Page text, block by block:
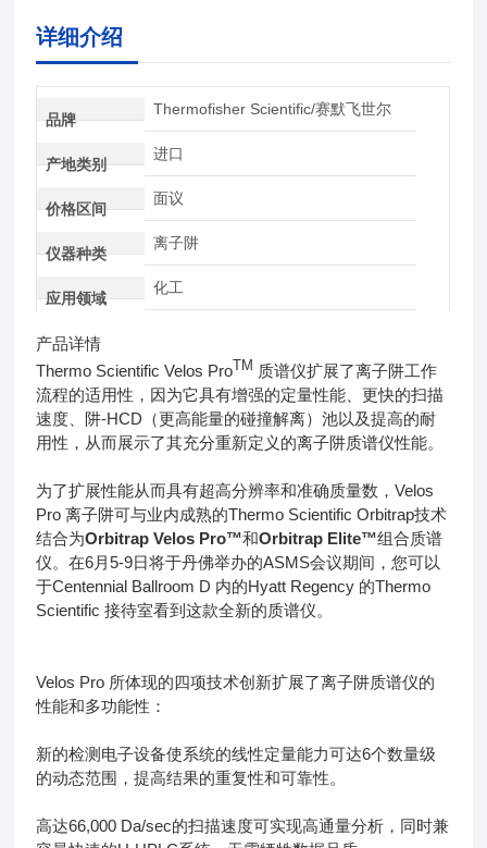
详细介绍
品牌
Thermofisher Scientific/赛默飞世尔
产地类别
进口
价格区间
面议
仪器种类
离子阱
应用领域
化工
产品详情
Thermo Scientific Velos ProTM 质谱仪扩展了离子阱工作
流程的适用性，因为它具有增强的定量性能、更快的扫描
速度、阱-HCD（更高能量的碰撞解离）池以及提高的耐
用性，从而展示了其充分重新定义的离子阱质谱仪性能。
为了扩展性能从而具有超高分辨率和准确质量数，Velos
Pro 离子阱可与业内成熟的Thermo Scientific Orbitrap技术
结合为Orbitrap Velos Pro™和Orbitrap Elite™组合质谱
仪。在6月5-9日将于丹佛举办的ASMS会议期间，您可以
于Centennial Ballroom D 内的Hyatt Regency 的Thermo
Scientific 接待室看到这款全新的质谱仪。
Velos Pro 所体现的四项技术创新扩展了离子阱质谱仪的
性能和多功能性：
新的检测电子设备使系统的线性定量能力可达6个数量级
的动态范围，提高结果的重复性和可靠性。
高达66,000 Da/sec的扫描速度可实现高通量分析，同时兼